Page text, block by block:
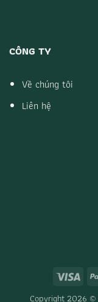
CÔNG TY
Về chúng tôi
Liên hệ
Visa
Copyright 2026 ©